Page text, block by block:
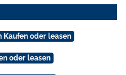
Kaufen oder leasen
oder leasen